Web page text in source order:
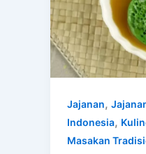
Jajanan,
Indonesia,
Masakan